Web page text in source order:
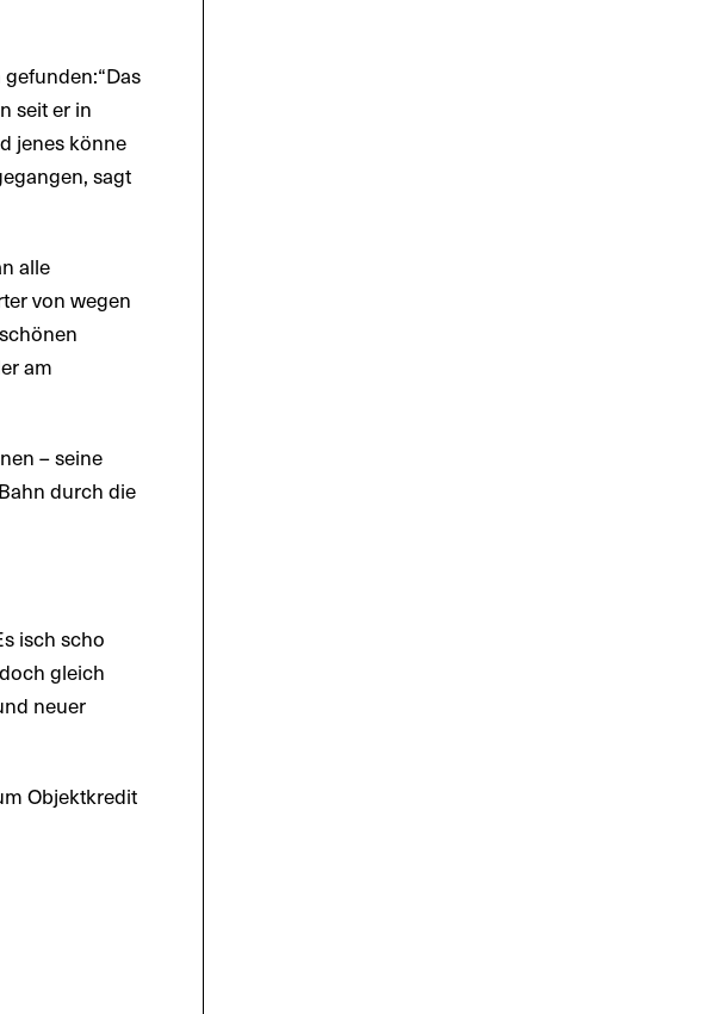
seit er in
jenes könne
sagt
alle
von wegen
am
– seine
durch die
isch scho
gleich
neuer
Objektkredit